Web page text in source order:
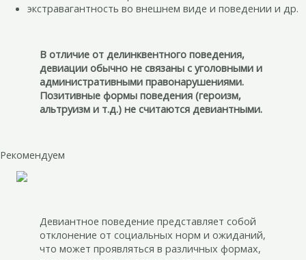
экстравагантность во внешнем виде и поведении и др.
В отличие от делинквентного поведения,
девиации обычно не связаны с уголовными и
административными правонарушениями.
Позитивные формы поведения (героизм,
альтруизм и т.д.) не считаются девиантными.
Рекомендуем
Девиантное поведение представляет собой
отклонение от социальных норм и ожиданий,
что может проявляться в различных формах,